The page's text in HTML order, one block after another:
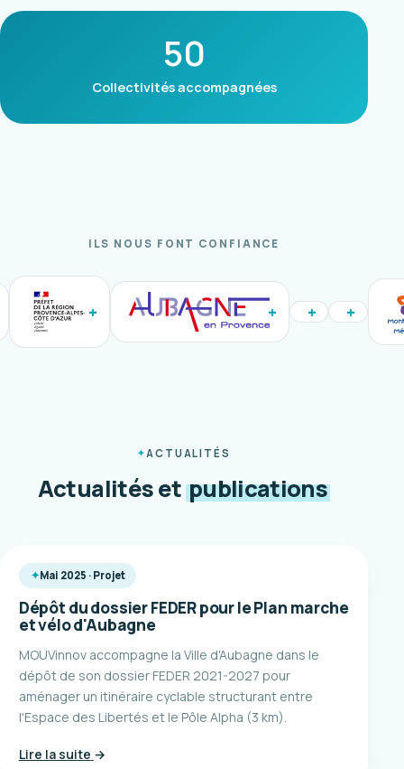
50
Collectivités accompagnées
ILS NOUS FONT CONFIANCE
ACTUALITÉS
Actualités et publications
Mai 2025 · Projet
Dépôt du dossier FEDER pour le Plan marche
et vélo d'Aubagne
MOUVinnov accompagne la Ville d'Aubagne dans le
dépôt de son dossier FEDER 2021-2027 pour
aménager un itinéraire cyclable structurant entre
l'Espace des Libertés et le Pôle Alpha (3 km).
Lire la suite →